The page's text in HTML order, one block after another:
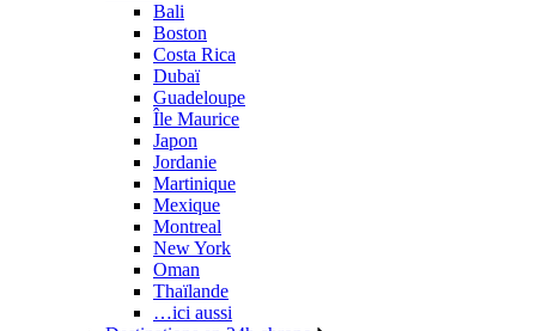
Bali
Boston
Costa Rica
Dubaï
Guadeloupe
Île Maurice
Japon
Jordanie
Martinique
Mexique
Montreal
New York
Oman
Thaïlande
…ici aussi